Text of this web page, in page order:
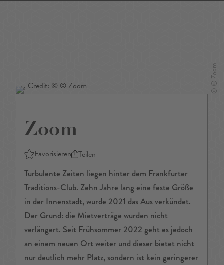
Zoom
Favorisieren Teilen
Turbulente Zeiten liegen hinter dem Frankfurter
Traditions-Club. Zehn Jahre lang eine feste Größe
in der Innenstadt, wurde 2021 das Aus verkündet.
Der Grund: die Mietverträge wurden nicht
verlängert. Seit Frühsommer 2022 geht es jedoch
an einem neuen Ort weiter und dieser bietet nicht
nur deutlich mehr Platz, sondern ist kein geringerer